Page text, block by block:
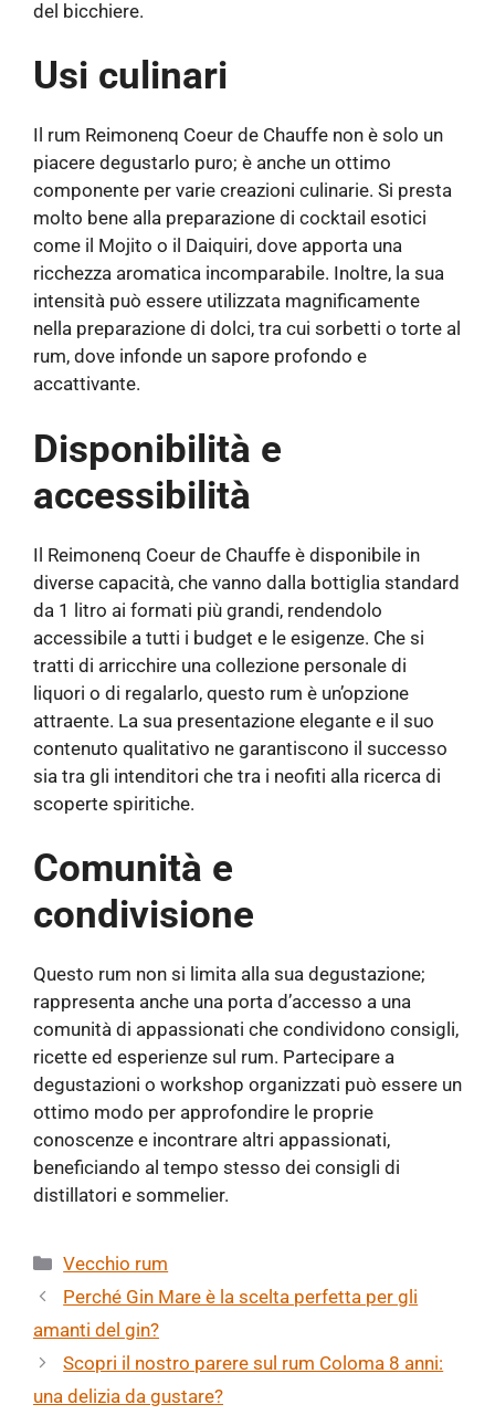
del bicchiere.
Usi culinari
Il rum Reimonenq Coeur de Chauffe non è solo un
piacere degustarlo puro; è anche un ottimo
componente per varie creazioni culinarie. Si presta
molto bene alla preparazione di cocktail esotici
come il Mojito o il Daiquiri, dove apporta una
ricchezza aromatica incomparabile. Inoltre, la sua
intensità può essere utilizzata magnificamente
nella preparazione di dolci, tra cui sorbetti o torte al
rum, dove infonde un sapore profondo e
accattivante.
Disponibilità e
accessibilità
Il Reimonenq Coeur de Chauffe è disponibile in
diverse capacità, che vanno dalla bottiglia standard
da 1 litro ai formati più grandi, rendendolo
accessibile a tutti i budget e le esigenze. Che si
tratti di arricchire una collezione personale di
liquori o di regalarlo, questo rum è un’opzione
attraente. La sua presentazione elegante e il suo
contenuto qualitativo ne garantiscono il successo
sia tra gli intenditori che tra i neofiti alla ricerca di
scoperte spiritiche.
Comunità e
condivisione
Questo rum non si limita alla sua degustazione;
rappresenta anche una porta d’accesso a una
comunità di appassionati che condividono consigli,
ricette ed esperienze sul rum. Partecipare a
degustazioni o workshop organizzati può essere un
ottimo modo per approfondire le proprie
conoscenze e incontrare altri appassionati,
beneficiando al tempo stesso dei consigli di
distillatori e sommelier.
Categorie
Vecchio rum
Perché Gin Mare è la scelta perfetta per gli
amanti del gin?
Scopri il nostro parere sul rum Coloma 8 anni:
una delizia da gustare?